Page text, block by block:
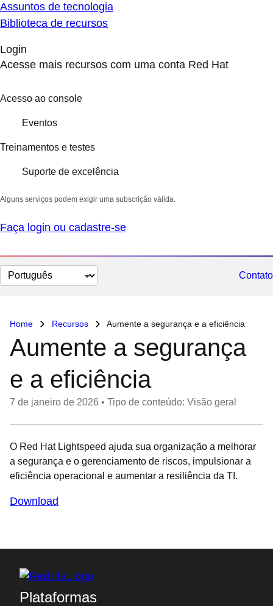
Assuntos de tecnologia
Biblioteca de recursos
Login
Acesse mais recursos com uma conta Red Hat
Acesso ao console
Eventos
Treinamentos e testes
Suporte de excelência
Alguns serviços podem exigir uma subscrição válida.
Faça login ou cadastre-se
Selecionar
idioma
Contato
Home Recursos Aumente a segurança e a eficiência
Aumente a segurança
e a eficiência
7 de janeiro de 2026 • Tipo de conteúdo: Visão geral
O Red Hat Lightspeed ajuda sua organização a melhorar
a segurança e o gerenciamento de riscos, impulsionar a
eficiência operacional e aumentar a resiliência da TI.
Download
Plataformas